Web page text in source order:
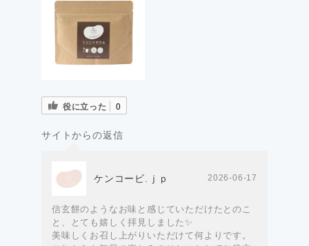
役に立った 0
サイトからの返信
ケンコービ.ｊｐ 2026-06-17
信玄餅のようなお味と感じていただけたとのこ
と、とても嬉しく拝見しました✨
美味しくお召し上がりいただけて何よりです。